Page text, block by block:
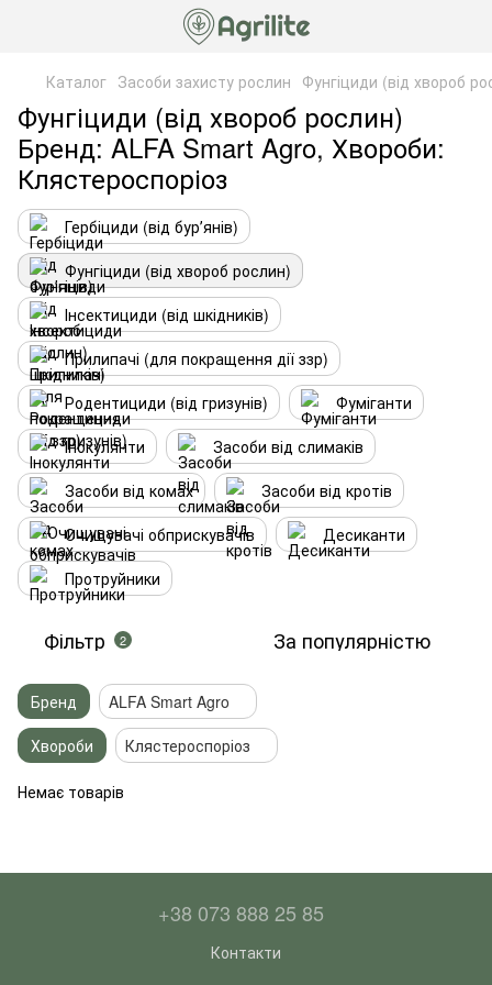
Каталог Засоби захисту рослин Фунгіциди (від хвороб
Фунгіциди (від хвороб рослин)
Бренд: ALFA Smart Agro, Хвороби:
Клястероспоріоз
Гербіциди (від бурʼянів)
Фунгіциди (від хвороб рослин)
Інсектициди (від шкідників)
Прилипачі (для покращення дії ззр)
Родентициди (від гризунів)
Фуміганти
Інокулянти
Засоби від слимаків
Засоби від комах
Засоби від кротів
Очищувачі обприскувачів
Десиканти
Протруйники
Фільтр 2 За популярністю
Бренд
ALFA Smart Agro
Хвороби
Клястероспоріоз
Немає товарів
+38 073 888 25 85
Контакти